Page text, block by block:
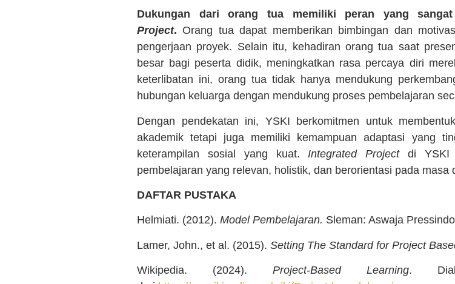
Dukungan dari orang tua memiliki peran yang
Project. Orang tua dapat memberikan bimbingan dan
pengerjaan proyek. Selain itu, kehadiran orang tua saat
besar bagi peserta didik, meningkatkan rasa percaya diri
keterlibatan ini, orang tua tidak hanya mendukung
hubungan keluarga dengan mendukung proses pembelajaran
Dengan pendekatan ini, YSKI berkomitmen untuk
akademik tetapi juga memiliki kemampuan adaptasi yang
keterampilan sosial yang kuat. Integrated Projectdi YSKI
pembelajaran yang relevan, holistik, dan berorientasi pada masa
DAFTAR PUSTAKA
Helmiati. (2012). Model Pembelajaran. Sleman: Aswaja
Lamer, John., et al. (2015). Setting The Standard for Project
Wikipedia. (2024). Project-Based Learning.